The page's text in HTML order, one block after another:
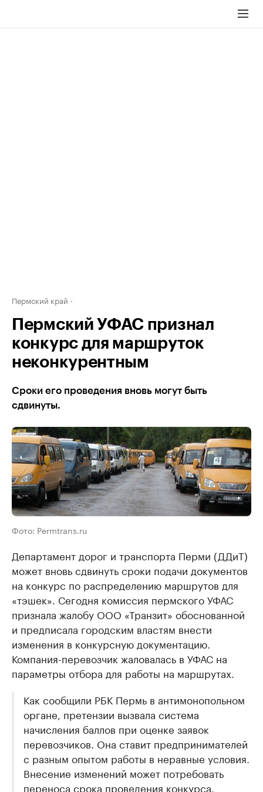
Пермский край
Пермский УФАС признал
конкурс для маршруток
неконкурентным
Сроки его проведения вновь могут быть
сдвинуты.
Фото: Permtrans.ru
Департамент дорог и транспорта Перми (ДДиТ)
может вновь сдвинуть сроки подачи документов
на конкурс по распределению маршрутов для
«тэшек». Сегодня комиссия пермского УФАС
признала жалобу ООО «Транзит» обоснованной
и предписала городским властям внести
изменения в конкурсную документацию.
Компания-перевозчик жаловалась в УФАС на
параметры отбора для работы на маршрутах.
Как сообщили РБК Пермь в антимонопольном
органе, претензии вызвала система
начисления баллов при оценке заявок
перевозчиков. Она ставит предпринимателей
с разным опытом работы в неравные условия.
Внесение изменений может потребовать
переноса срока проведения конкурса.